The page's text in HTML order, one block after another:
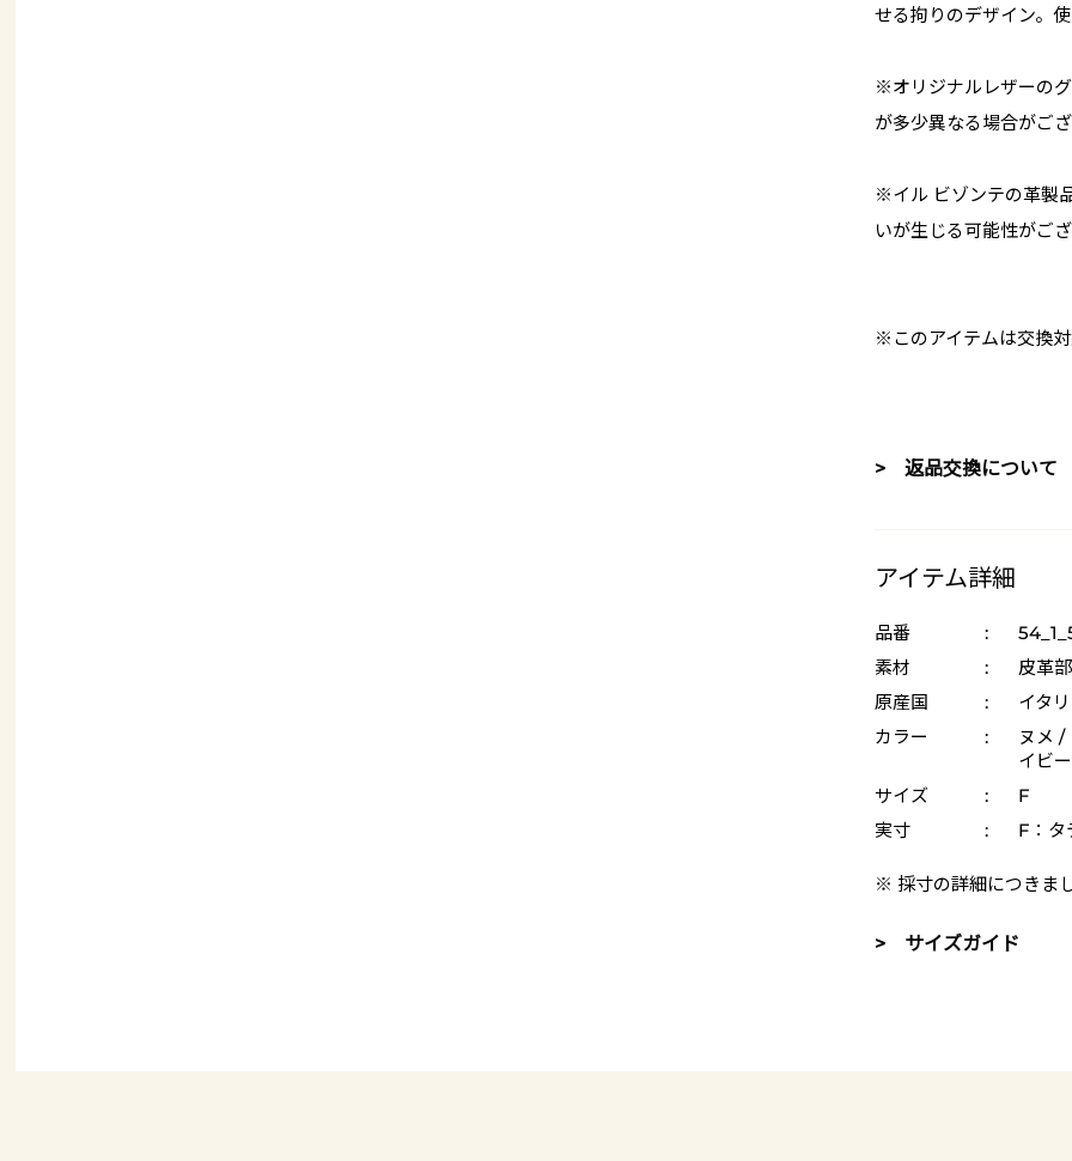
せる拘りのデザイン。
※オリジナルレザーの
が多少異なる場合がご
※イル ビゾンテの革製
いが生じる可能性がご
※このアイテムは交換
> 返品交換について
アイテム詳細
品番 :
素材
:
皮革
原産国
:
イタ
カラー
:
ヌメ /
イビ
サイズ
:
F
実寸
: F：タ
※ 採寸の詳細につきま
> サイズガイド